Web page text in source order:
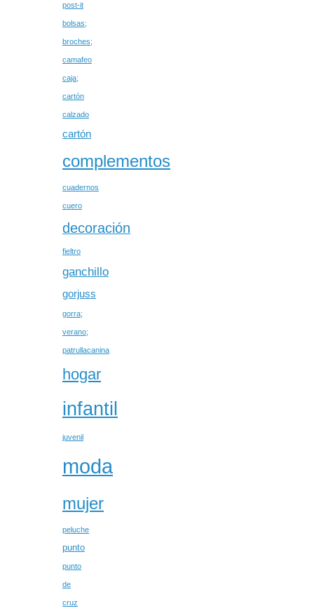
post-it
bolsas;
broches;
camafeo
caja;
cartón
calzado
cartón
complementos
cuadernos
cuero
decoración
fieltro
ganchillo
gorjuss
gorra;
verano;
patrullacanina
hogar
infantil
juvenil
moda
mujer
peluche
punto
punto
de
cruz